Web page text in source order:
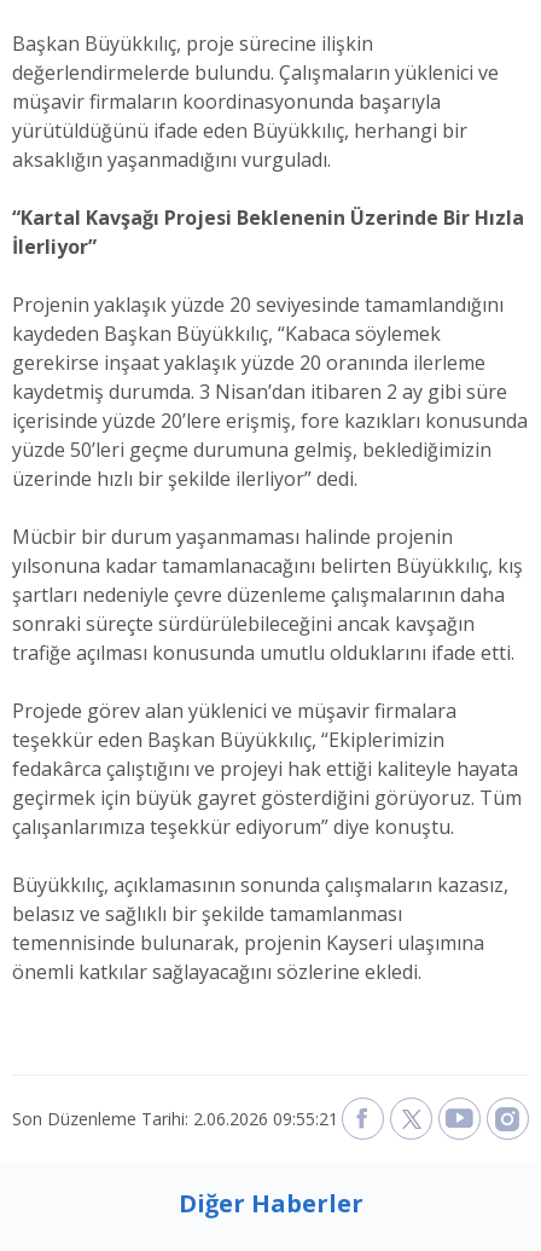
Başkan Büyükkılıç, proje sürecine ilişkin
değerlendirmelerde bulundu. Çalışmaların yüklenici ve
müşavir firmaların koordinasyonunda başarıyla
yürütüldüğünü ifade eden Büyükkılıç, herhangi bir
aksaklığın yaşanmadığını vurguladı.
“Kartal Kavşağı Projesi Beklenenin Üzerinde Bir Hızla
İlerliyor”
Projenin yaklaşık yüzde 20 seviyesinde tamamlandığını
kaydeden Başkan Büyükkılıç, “Kabaca söylemek
gerekirse inşaat yaklaşık yüzde 20 oranında ilerleme
kaydetmiş durumda. 3 Nisan’dan itibaren 2 ay gibi süre
içerisinde yüzde 20’lere erişmiş, fore kazıkları konusunda
yüzde 50’leri geçme durumuna gelmiş, beklediğimizin
üzerinde hızlı bir şekilde ilerliyor” dedi.
Mücbir bir durum yaşanmaması halinde projenin
yılsonuna kadar tamamlanacağını belirten Büyükkılıç, kış
şartları nedeniyle çevre düzenleme çalışmalarının daha
sonraki süreçte sürdürülebileceğini ancak kavşağın
trafiğe açılması konusunda umutlu olduklarını ifade etti.
Projede görev alan yüklenici ve müşavir firmalara
teşekkür eden Başkan Büyükkılıç, “Ekiplerimizin
fedakârca çalıştığını ve projeyi hak ettiği kaliteyle hayata
geçirmek için büyük gayret gösterdiğini görüyoruz. Tüm
çalışanlarımıza teşekkür ediyorum” diye konuştu.
Büyükkılıç, açıklamasının sonunda çalışmaların kazasız,
belasız ve sağlıklı bir şekilde tamamlanması
temennisinde bulunarak, projenin Kayseri ulaşımına
önemli katkılar sağlayacağını sözlerine ekledi.
Son Düzenleme Tarihi: 2.06.2026 09:55:21
Diğer Haberler